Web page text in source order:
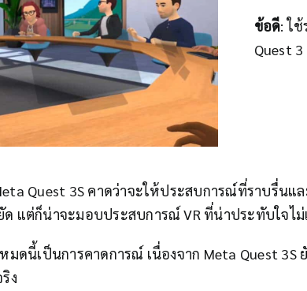
ข้อดี: ใ
Quest
Quest 3S คาดว่าจะให้ประสบการณ์ที่ราบรื่นแ
แต่ก็น่าจะมอบประสบการณ์ VR ที่น่าประทับใจไ
ดนี้เป็นการคาดการณ์ เนื่องจาก Meta Quest 3S
ง